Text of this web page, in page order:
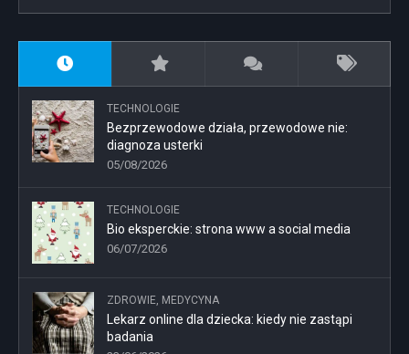
TECHNOLOGIE
Bezprzewodowe działa, przewodowe nie:
diagnoza usterki
05/08/2026
TECHNOLOGIE
Bio eksperckie: strona www a social media
06/07/2026
ZDROWIE, MEDYCYNA
Lekarz online dla dziecka: kiedy nie zastąpi
badania